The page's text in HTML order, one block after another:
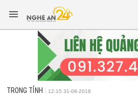
TRONG TỈNH 12:15 31-08-2018